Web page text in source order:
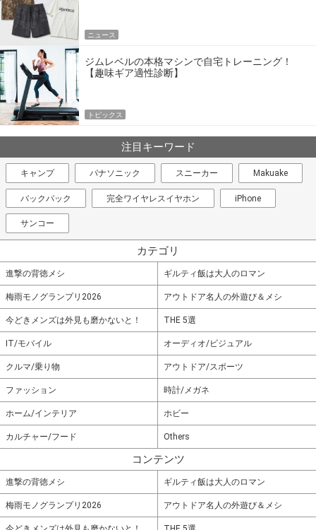
ニュース
ジムレベルの本格マシンで自宅トレーニング！
【趣味ギア適性診断】
トピックス
注目キーワード
キャンプ パナソニック スニーカー Makuake
バックパック 完全ワイヤレスイヤホン iPhone
サンコー
カテゴリ
進撃の背徳メシ ギルティ飯は大人のロマン
梅雨モノグランプリ2026 アウトドア名人の外遊び＆メシ
今どきメンズは外見も磨かないと！ THE 5選
IT/モバイル オーディオ/ビジュアル
クルマ/乗り物 アウトドア/スポーツ
ファッション 時計/メガネ
ホーム/インテリア ホビー
カルチャー/フード Others
コンテンツ
進撃の背徳メシ ギルティ飯は大人のロマン
梅雨モノグランプリ2026 アウトドア名人の外遊び＆メシ